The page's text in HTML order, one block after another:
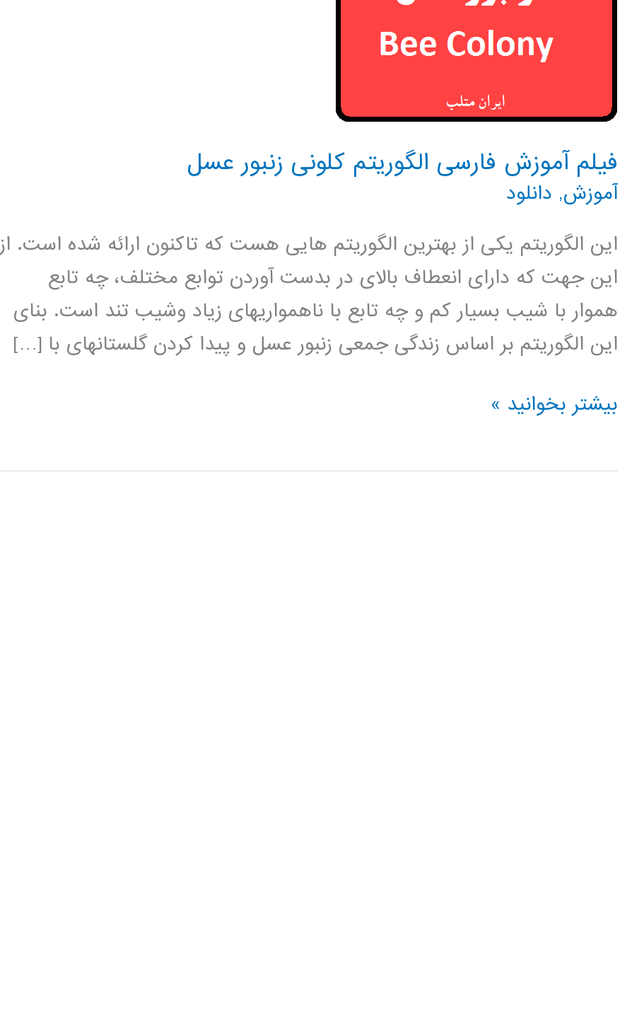
فیلم آموزش فارسی الگوریتم کلونی زنبور عسل
آموزش, دانلود
این الگوریتم یکی از بهترین الگوریتم هایی هست که تاکنون ارائه شده است. از
این جهت که دارای انعطاف بالای در بدست آوردن توابع مختلف، چه تابع
هموار با شیب بسیار کم و چه تابع با ناهمواری­های زیاد وشیب تند است. بنای
این الگوریتم بر اساس زندگی جمعی زنبور عسل و پیدا کردن گلستان­های با […]
فیلم
فارسی
بیشتر بخوانید »